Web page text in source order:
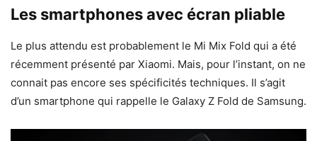
Les smartphones avec écran pliable
Le plus attendu est probablement le Mi Mix Fold qui a été
récemment présenté par Xiaomi. Mais, pour l’instant, on ne
connait pas encore ses spécificités techniques. Il s’agit
d’un smartphone qui rappelle le Galaxy Z Fold de Samsung.